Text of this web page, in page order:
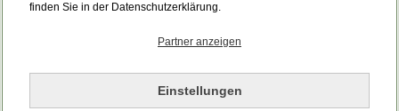
finden Sie in der Datenschutzerklärung.
Partner anzeigen
Einstellungen